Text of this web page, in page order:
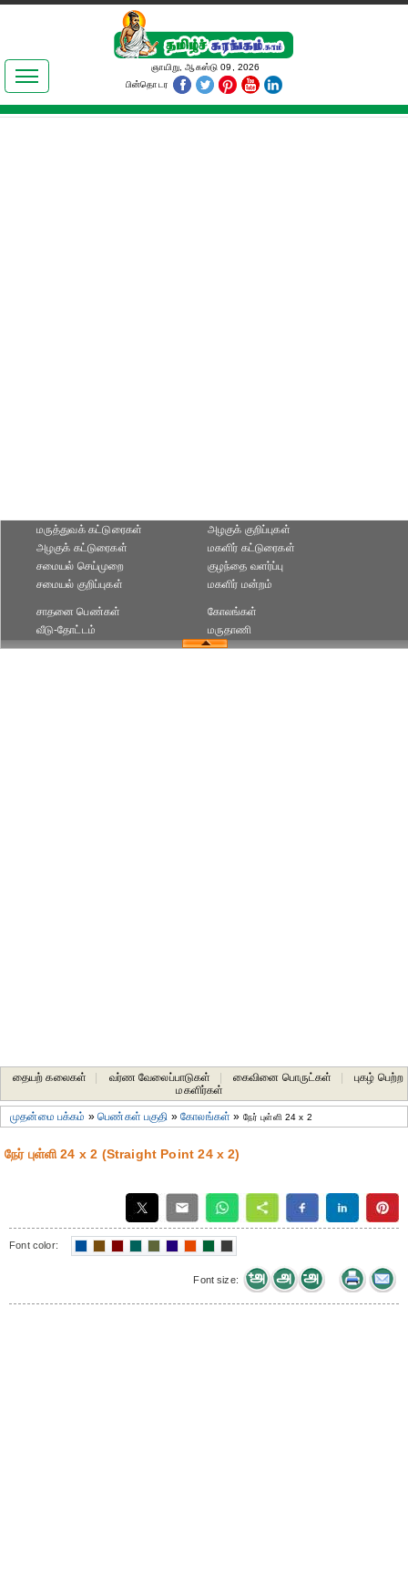
இலக்கியங்கள்
தமிழ் உலகம்
ஞாயிறு, ஆகஸ்டு 09, 2026
பின்தொடர
மருத்துவக் கட்டுரைகள்
அழகுக் கட்டுரைகள்
அழகுக் குறிப்புகள்
மகளிர் கட்டுரைகள்
சமையல் செய்முறை
சமையல் குறிப்புகள்
குழந்தை வளர்ப்பு
மகளிர் மன்றம்
சாதனை பெண்கள்
வீடு-தோட்டம்
கோலங்கள்
மருதாணி
தையற் கலைகள் வர்ண வேலைப்பாடுகள் கைவினை பொருட்கள்
புகழ் பெற்ற
மகளிர்கள்
முதன்மை பக்கம் »பெண்கள் பகுதி »கோலங்கள் » நேர் புள்ளி 24 x 2
நேர் புள்ளி 24 x 2 (Straight Point 24 x 2)
Font color:
Font size: